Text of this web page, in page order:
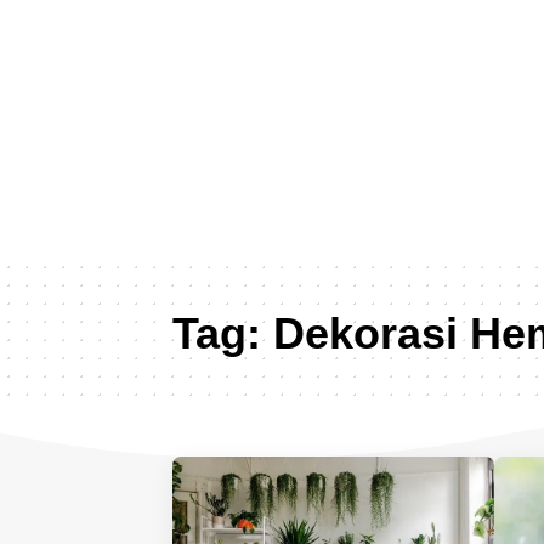
Tag: Dekorasi